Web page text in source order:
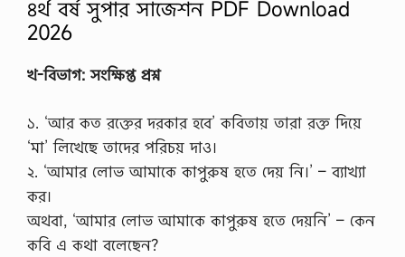
o
d
s
৪র্থ বর্ষ সুপার সাজেশন PDF Download
2026
খ-বিভাগ: সংক্ষিপ্ত প্রশ্ন
১. ‘আর কত রক্তের দরকার হবে’ কবিতায় তারা রক্ত দিয়ে
‘মা’ লিখেছে তাদের পরিচয় দাও।
২. ‘আমার লোভ আমাকে কাপুরুষ হতে দেয় নি।’ – ব্যাখ্যা
কর।
অথবা, ‘আমার লোভ আমাকে কাপুরুষ হতে দেয়নি’ – কেন
কবি এ কথা বলেছেন?